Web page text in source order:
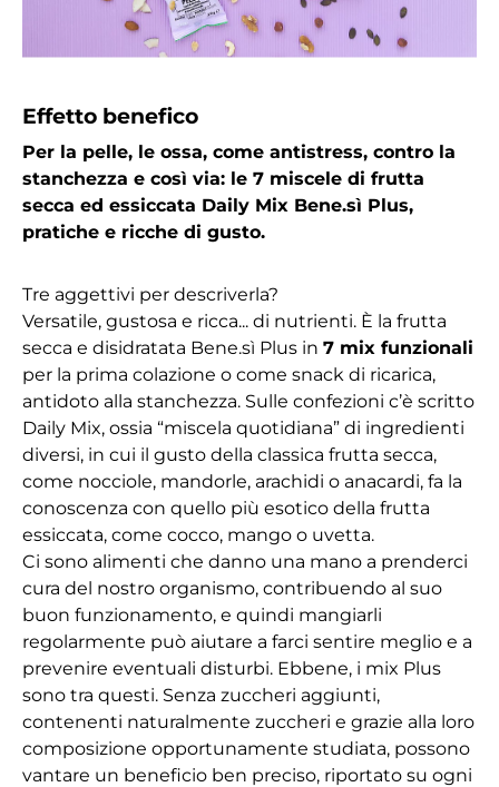
Effetto benefico
Per la pelle, le ossa, come antistress, contro la
stanchezza e così via: le 7 miscele di frutta
secca ed essiccata Daily Mix Bene.sì Plus,
pratiche e ricche di gusto.
Tre aggettivi per descriverla?
Versatile, gustosa e ricca... di nutrienti. È la frutta
secca e disidratata Bene.sì Plus in 7 mix funzionali
per la prima colazione o come snack di ricarica,
antidoto alla stanchezza. Sulle confezioni c’è scritto
Daily Mix, ossia “miscela quotidiana” di ingredienti
diversi, in cui il gusto della classica frutta secca,
come nocciole, mandorle, arachidi o anacardi, fa la
conoscenza con quello più esotico della frutta
essiccata, come cocco, mango o uvetta.
Ci sono alimenti che danno una mano a prenderci
cura del nostro organismo, contribuendo al suo
buon funzionamento, e quindi mangiarli
regolarmente può aiutare a farci sentire meglio e a
prevenire eventuali disturbi. Ebbene, i mix Plus
sono tra questi. Senza zuccheri aggiunti,
contenenti naturalmente zuccheri e grazie alla loro
composizione opportunamente studiata, possono
vantare un beneficio ben preciso, riportato su ogni